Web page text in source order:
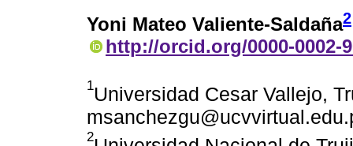
Yoni Mateo Valiente-Saldaña2
http://orcid.org/0000-0002-
1Universidad Cesar Vallejo,
2